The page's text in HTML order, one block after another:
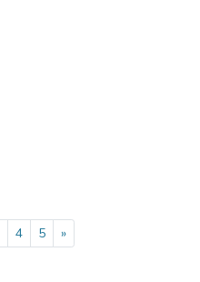
4 5 »